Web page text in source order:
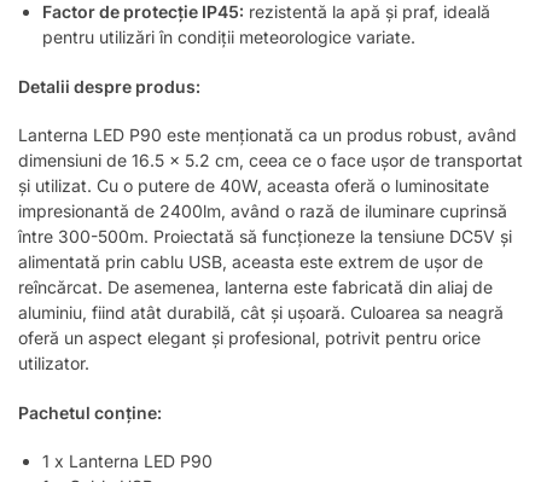
Factor de protecție IP45: rezistentă la apă și praf, ideală
pentru utilizări în condiții meteorologice variate.
Detalii despre produs:
Lanterna LED P90 este menționată ca un produs robust, având
dimensiuni de 16.5 x 5.2 cm, ceea ce o face ușor de transportat
și utilizat. Cu o putere de 40W, aceasta oferă o luminositate
impresionantă de 2400lm, având o rază de iluminare cuprinsă
între 300-500m. Proiectată să funcționeze la tensiune DC5V și
alimentată prin cablu USB, aceasta este extrem de ușor de
reîncărcat. De asemenea, lanterna este fabricată din aliaj de
aluminiu, fiind atât durabilă, cât și ușoară. Culoarea sa neagră
oferă un aspect elegant și profesional, potrivit pentru orice
utilizator.
Pachetul conține:
1 x Lanterna LED P90